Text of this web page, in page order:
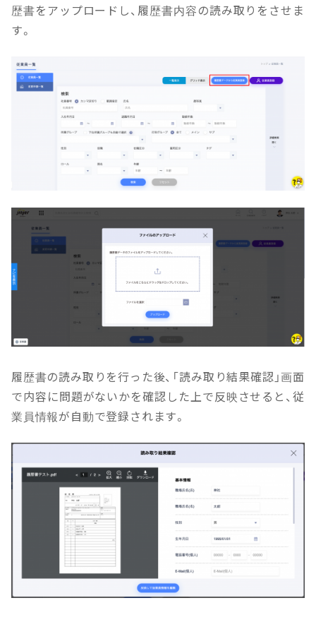
歴書をアップロードし、履歴書内容の読み取りをさせま
す。
履歴書の読み取りを行った後、「読み取り結果確認」画面
で内容に問題がないかを確認した上で反映させると、従
業員情報が自動で登録されます。